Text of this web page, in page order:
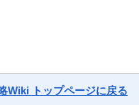
Wiki トップページに戻る